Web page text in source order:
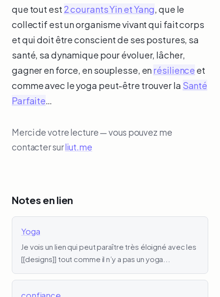
que tout est 2 courants Yin et Yang, que le
collectif est un organisme vivant qui fait corps
et qui doit être conscient de ses postures, sa
santé, sa dynamique pour évoluer, lâcher,
gagner en force, en souplesse, enrésilience et
comme avec le yoga peut-être trouver la Santé
Parfaite…
Merci de votre lecture — vous pouvez me
contacter surliut.me
Notes en lien
Yoga
Je vois un lien qui peut paraître très éloigné avec les
[[designs]] tout comme il n’y a pas un yoga...